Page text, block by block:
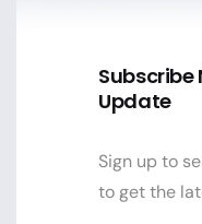
Subscribe
Update
Sign up to
to get the